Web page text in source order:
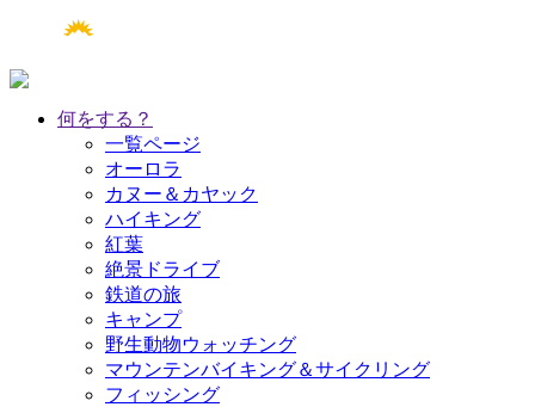
何をする？
一覧ページ
オーロラ
カヌー＆カヤック
ハイキング
紅葉
絶景ドライブ
鉄道の旅
キャンプ
野生動物ウォッチング
マウンテンバイキング＆サイクリング
フィッシング